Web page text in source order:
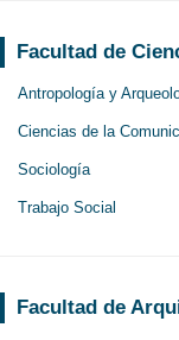
Facultad de
Antropología y
Ciencias de la
Sociología
Trabajo Social
Facultad de